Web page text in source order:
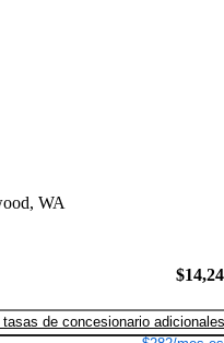
WA
tasas de concesionario adicionales